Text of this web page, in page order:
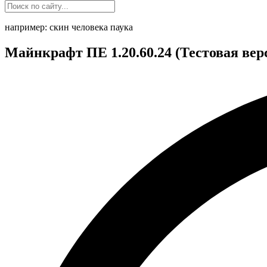
например: скин человека паука
Майнкрафт ПЕ 1.20.60.24 (Тестовая